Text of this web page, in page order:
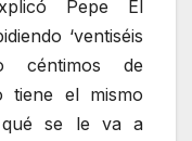
Pepe El
‘ventiséis
céntimos de
tiene el mismo
qué se le va a